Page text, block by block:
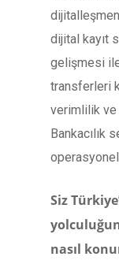
dijital kayıt
gelişmesi
transferleri
verimlilik ve
Bankacılık
operasyonel
Siz
nasıl